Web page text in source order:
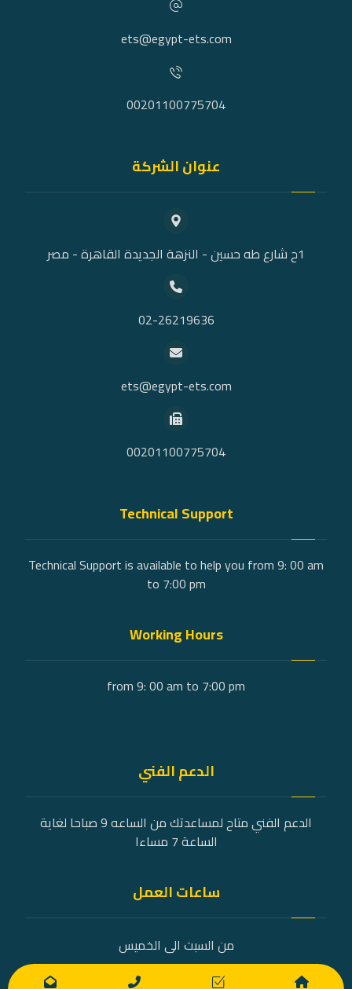
ets@egypt-ets.com
00201100775704
عنوان الشركة
1ح شارع طه حسين - النزهة الجديدة القاهرة - مصر
02-26219636
ets@egypt-ets.com
00201100775704
Technical Support
Technical Support is available to help you from 9: 00 am
to 7:00 pm
Working Hours
from 9: 00 am to 7:00 pm
الدعم الفني
الدعم الفني متاح لمساعدتك من الساعه 9 صباحا لغاية
الساعة 7 مساءا
ساعات العمل
من السبت الى الخميس
9 صباحًا - 7 مساءً